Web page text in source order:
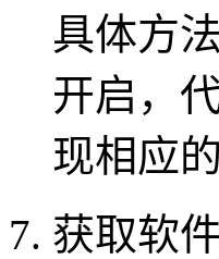
具体方
开启，
现相应
获取软